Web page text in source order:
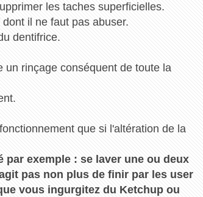
les taches superficielles.
il ne faut pas abuser.
dentifrice.
un rinçage conséquent de toute la
que si l'altération de la
exemple : se laver une ou deux
pas non plus de finir par les user
vous ingurgitez du Ketchup ou